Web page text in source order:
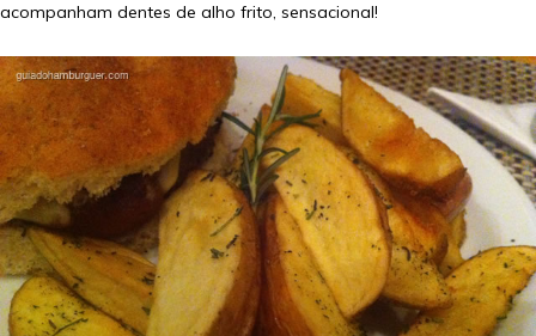
acompanham dentes de alho frito, sensacional!